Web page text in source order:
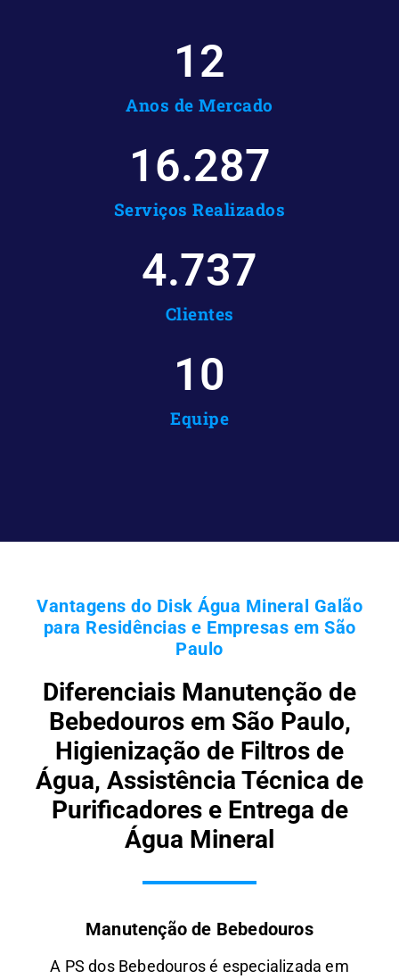
Anos de Mercado
12
Serviços Realizados
16.287
Clientes
4.737
Equipe
10
Vantagens do Disk Água Mineral Galão
para Residências e Empresas em São
Paulo
Diferenciais Manutenção de
Bebedouros em São Paulo,
Higienização de Filtros de
Água, Assistência Técnica de
Purificadores e Entrega de
Água Mineral
Manutenção de Bebedouros
A PS dos Bebedouros é especializada em